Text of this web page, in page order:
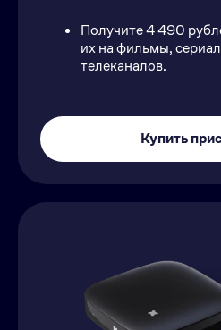
Получите 4 490
их на фильмы,
телеканалов.
Купить